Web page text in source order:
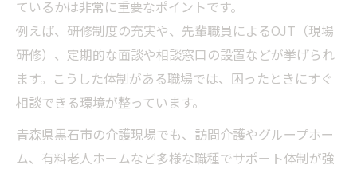
ているかは非常に重要なポイントです。
例えば、研修制度の充実や、先輩職員によるOJT（現場
研修）、定期的な面談や相談窓口の設置などが挙げられ
ます。こうした体制がある職場では、困ったときにすぐ
相談できる環境が整っています。
青森県黒石市の介護現場でも、訪問介護やグループホー
ム、有料老人ホームなど多様な職種でサポート体制が強